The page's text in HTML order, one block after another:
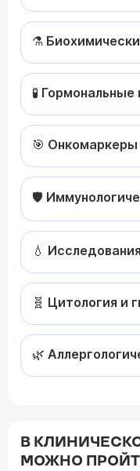
⚗️
🧪
🎯 Онкомаркеры
🛡️
💧
🧬 Цитология и
🌿
В
МОЖНО